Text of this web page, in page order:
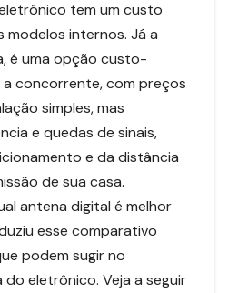
tem um custo
modelos internos. Já a
é uma opção custo-
concorrente, com preços
simples, mas
e quedas de sinais,
e da distância
de sua casa.
antena digital é melhor
esse comparativo
podem sugir no
eletrônico. Veja a seguir